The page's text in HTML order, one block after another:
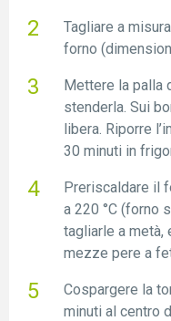
Tagliare a
forno
Mettere la palla
stenderla. Sui
libera. Riporre
30 minuti in
Preriscaldare il
a 220 °C (forno
tagliarle a metà,
mezze pere a
Cospargere la
minuti al centro